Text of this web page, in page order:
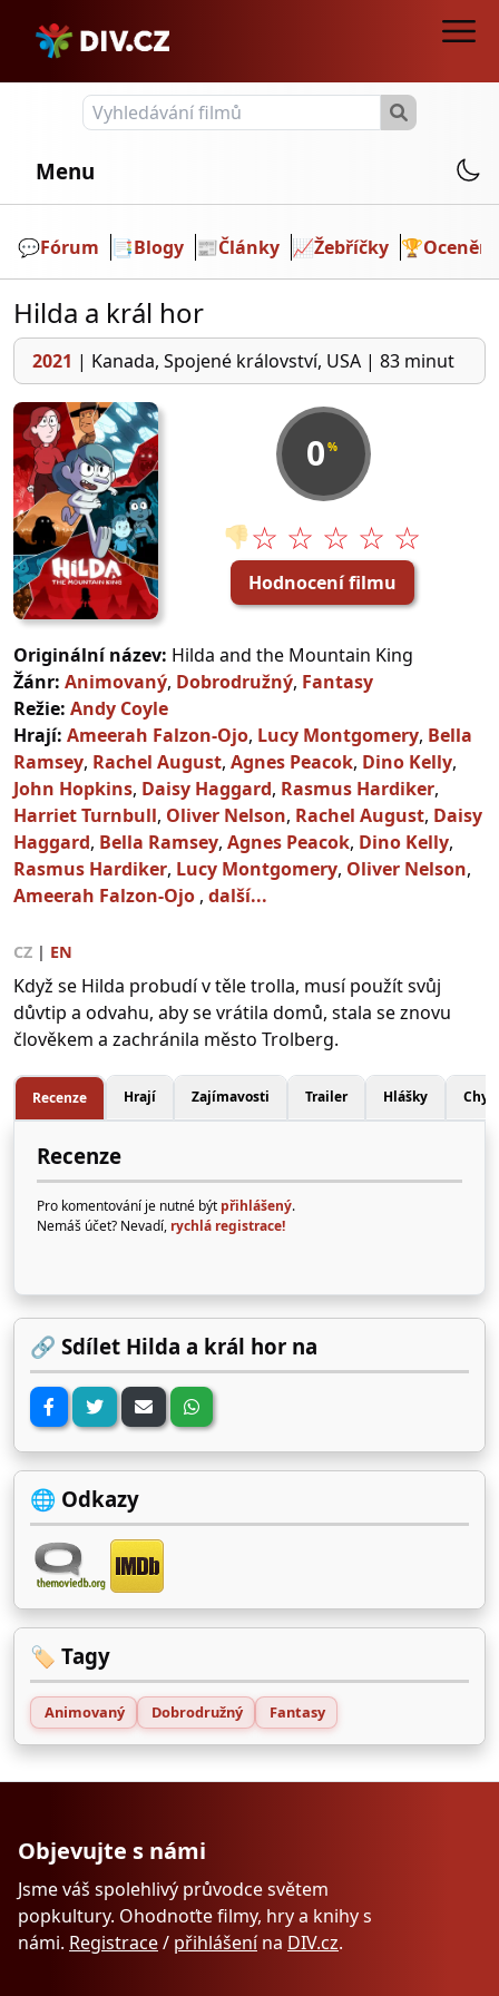
Menu
💬️Fórum 📑Blogy 📰Články 📈Žebříčky 🏆Ocenění
Hilda a král hor
2021 | Kanada, Spojené království, USA | 83 minut
0 %
👎☆ ☆ ☆ ☆ ☆
Hodnocení filmu
Originální název: Hilda and the Mountain King
Žánr: Animovaný, Dobrodružný, Fantasy
Režie: Andy Coyle
Hrají: Ameerah Falzon-Ojo, Lucy Montgomery, Bella
Ramsey, Rachel August, Agnes Peacok, Dino Kelly,
John Hopkins, Daisy Haggard, Rasmus Hardiker,
Harriet Turnbull, Oliver Nelson, Rachel August, Daisy
Haggard, Bella Ramsey, Agnes Peacok, Dino Kelly,
Rasmus Hardiker, Lucy Montgomery, Oliver Nelson,
Ameerah Falzon-Ojo , další...
CZ | EN
Když se Hilda probudí v těle trolla, musí použít svůj
důvtip a odvahu, aby se vrátila domů, stala se znovu
člověkem a zachránila město Trolberg.
Recenze Hrají Zajímavosti Trailer Hlášky
Recenze
Pro komentování je nutné být přihlášený.
Nemáš účet? Nevadí, rychlá registrace!
🔗 Sdílet Hilda a král hor na
🌐 Odkazy
🏷️ Tagy
Animovaný Dobrodružný Fantasy
Objevujte s námi
Jsme váš spolehlivý průvodce světem
popkultury. Ohodnoťte filmy, hry a knihy s
námi. Registrace/ přihlášenína DIV.cz.